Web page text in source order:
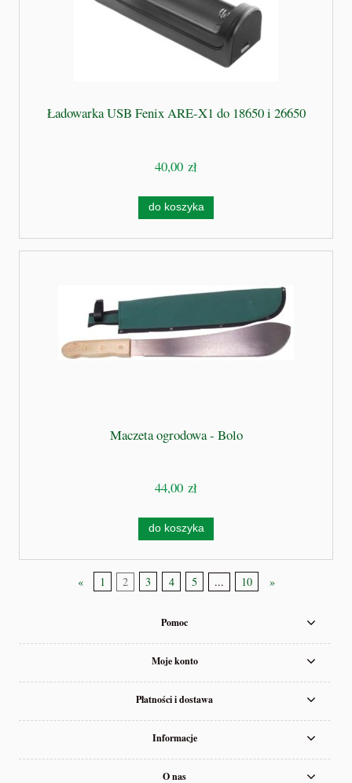
Ładowarka USB Fenix ARE-X1 do 18650 i 26650
40,00 zł
do koszyka
Maczeta ogrodowa - Bolo
44,00 zł
do koszyka
« 1 2 3 4 5 ... 10 »
Pomoc
Moje konto
Płatności i dostawa
Informacje
O nas